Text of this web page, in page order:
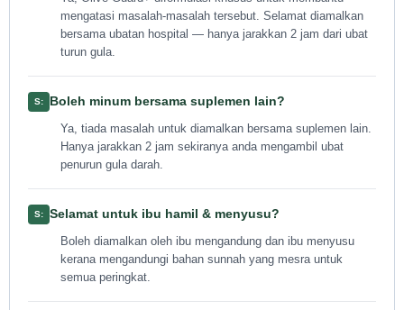
mengatasi masalah-masalah tersebut. Selamat diamalkan
bersama ubatan hospital — hanya jarakkan 2 jam dari ubat
turun gula.
Boleh minum bersama suplemen lain?
Ya, tiada masalah untuk diamalkan bersama suplemen lain.
Hanya jarakkan 2 jam sekiranya anda mengambil ubat
penurun gula darah.
Selamat untuk ibu hamil & menyusu?
Boleh diamalkan oleh ibu mengandung dan ibu menyusu
kerana mengandungi bahan sunnah yang mesra untuk
semua peringkat.